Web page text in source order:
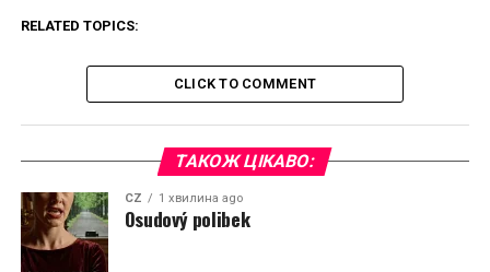
RELATED TOPICS:
CLICK TO COMMENT
ТАКОЖ ЦІКАВО:
CZ 1 хвилина ago
Osudový polibek